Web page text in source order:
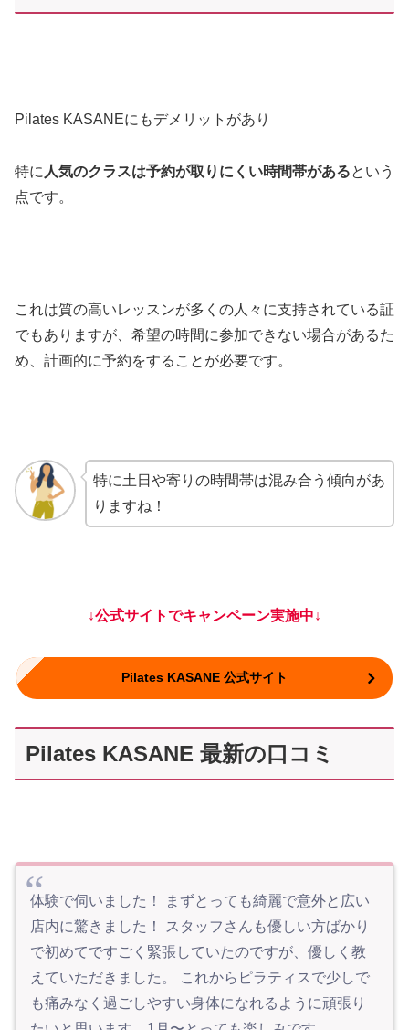
Pilates KASANEにもデメリットがあり
特に 人気のクラスは予約が取りにくい時間帯があるという
点です。
これは質の高いレッスンが多くの人々に支持されている証
でもありますが、希望の時間に参加できない場合があるた
め、計画的に予約をすることが必要です。
特に土日や寄りの時間帯は混み合う傾向があ
りますね！
↓公式サイトでキャンペーン実施中↓
Pilates KASANE 公式サイト
Pilates KASANE 最新の口コミ
体験で伺いました！ まずとっても綺麗で意外と広い
店内に驚きました！ スタッフさんも優しい方ばかり
で初めてですごく緊張していたのですが、優しく教
えていただきました。 これからピラティスで少しで
も痛みなく過ごしやすい身体になれるように頑張り